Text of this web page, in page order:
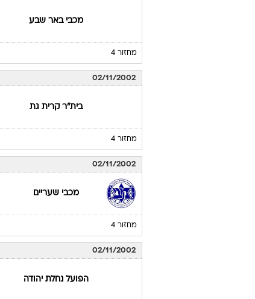
מכבי באר שבע
מחזור 4
02/11/2002
בית"ר קרית גת
מחזור 4
02/11/2002
מכבי שעריים
מחזור 4
02/11/2002
הפועל נחלת יהודה